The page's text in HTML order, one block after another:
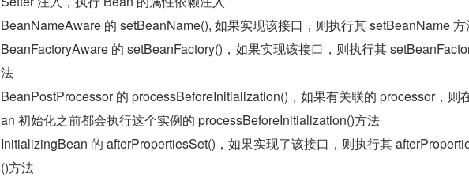
BeanNameAware 的 setBeanName(), 如果实现该接口，则执行其 setBeanName
BeanFactoryAware 的 setBeanFactory()，如果实现该接口，则执行其
法
BeanPostProcessor 的 processBeforeInitialization()，如果有关联的 processor，则
an 初始化之前都会执行这个实例的 processBeforeInitialization()方法
InitializingBean 的 afterPropertiesSet()，如果实现了该接口，则执行其
()方法